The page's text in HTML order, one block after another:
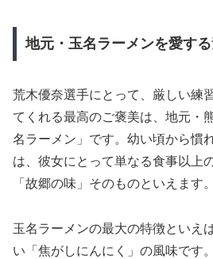
地元・玉名ラーメンを愛す
荒木優奈選手にとって、厳しい練
てくれる最高のご褒美は、地元・
名ラーメン」です。幼い頃から慣
は、彼女にとって単なる食事以上
「故郷の味」そのものといえます。
玉名ラーメンの最大の特徴といえ
い「焦がしにんにく」の風味です